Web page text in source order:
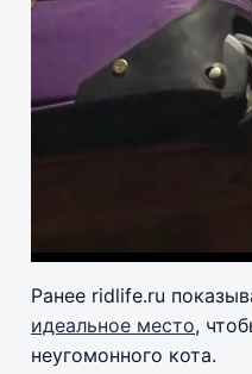
Ранее ridlife.ru
идеальное место,
неугомонного кота.